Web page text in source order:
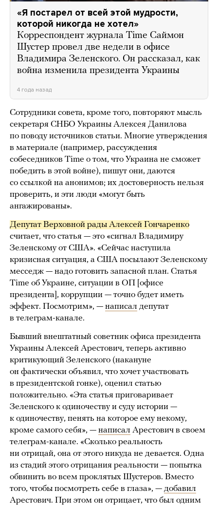
«Я постарел от всей этой мудрости,
которой никогда не хотел»
Корреспондент журнала Time Саймон
Шустер провел две недели в офисе
Владимира Зеленского. Он рассказал, как
война изменила президента Украины
4 года назад
Сотрудники совета, кроме того, повторяют мысль
секретаря СНБО Украины Алексея Данилова
по поводу источников статьи. Многие утверждения
в материале (например, рассуждения
собеседников Time о том, что Украина не сможет
победить в этой войне), пишут они, даются
со ссылкой на анонимов; их достоверность нельзя
проверить, и эти люди «могут быть
ангажированы».
Депутат Верховной рады Алексей Гончаренко
считает, что статья — это «сигнал Владимиру
Зеленскому от США». «Сейчас наступила
кризисная ситуация, а США посылают Зеленскому
месседж — надо готовить запасной план. Статья
Time об Украине, ситуации в ОП [офисе
президента], коррупции — точно будет иметь
эффект. Посмотрим», — написал депутат
в телеграм-канале.
Бывший внештатный советник офиса президента
Украины Алексей Арестович, теперь активно
критикующий Зеленского (накануне
он фактически объявил, что хочет участвовать
в президентской гонке), оценил статью
положительно. «Эта статья приговаривает
Зеленского к одиночеству и суду истории —
к одиночеству, пенять на которое ему некому,
кроме самого себя», — написал Арестович в своем
телеграм-канале. «Сколько реальность
ни отрицай, она от этого никуда не девается. Одна
из стадий этого отрицания реальности — попытка
обвинить во всем проклятых Шустеров. Вместо
того, чтобы посмотреть себе в глаза», — добавил
Арестович. При этом он отрицает, что был одним